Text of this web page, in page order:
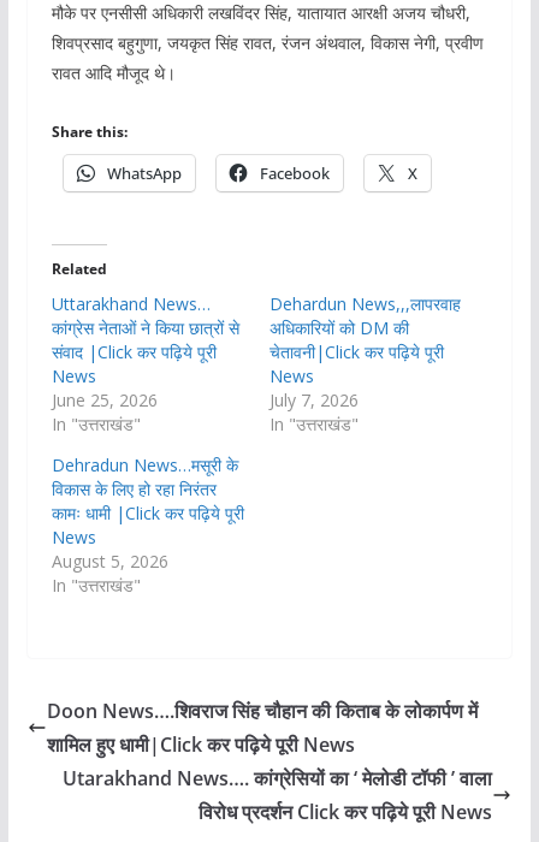
मौके पर एनसीसी अधिकारी लखविंदर सिंह, यातायात आरक्षी अजय चौधरी,
शिवप्रसाद बहुगुणा, जयकृत सिंह रावत, रंजन अंथवाल, विकास नेगी, प्रवीण
रावत आदि मौजूद थे।
Share this:
WhatsApp Facebook X
Related
Uttarakhand News…
कांग्रेस नेताओं ने किया छात्रों से
संवाद |Click कर पढ़िये पूरी
News
June 25, 2026
In "उत्तराखंड"
Dehardun News,,,लापरवाह
अधिकारियों को DM की
चेतावनी|Click कर पढ़िये पूरी
News
July 7, 2026
In "उत्तराखंड"
Dehradun News…मसूरी के
विकास के लिए हो रहा निरंतर
कामः धामी |Click कर पढ़िये पूरी
News
August 5, 2026
In "उत्तराखंड"
Doon News….शिवराज सिंह चौहान की किताब के लोकार्पण में
शामिल हुए धामी|Click कर पढ़िये पूरी News
Utarakhand News…. कांग्रेसियों का ‘ मेलोडी टॉफी ’ वाला
विरोध प्रदर्शन Click कर पढ़िये पूरी News